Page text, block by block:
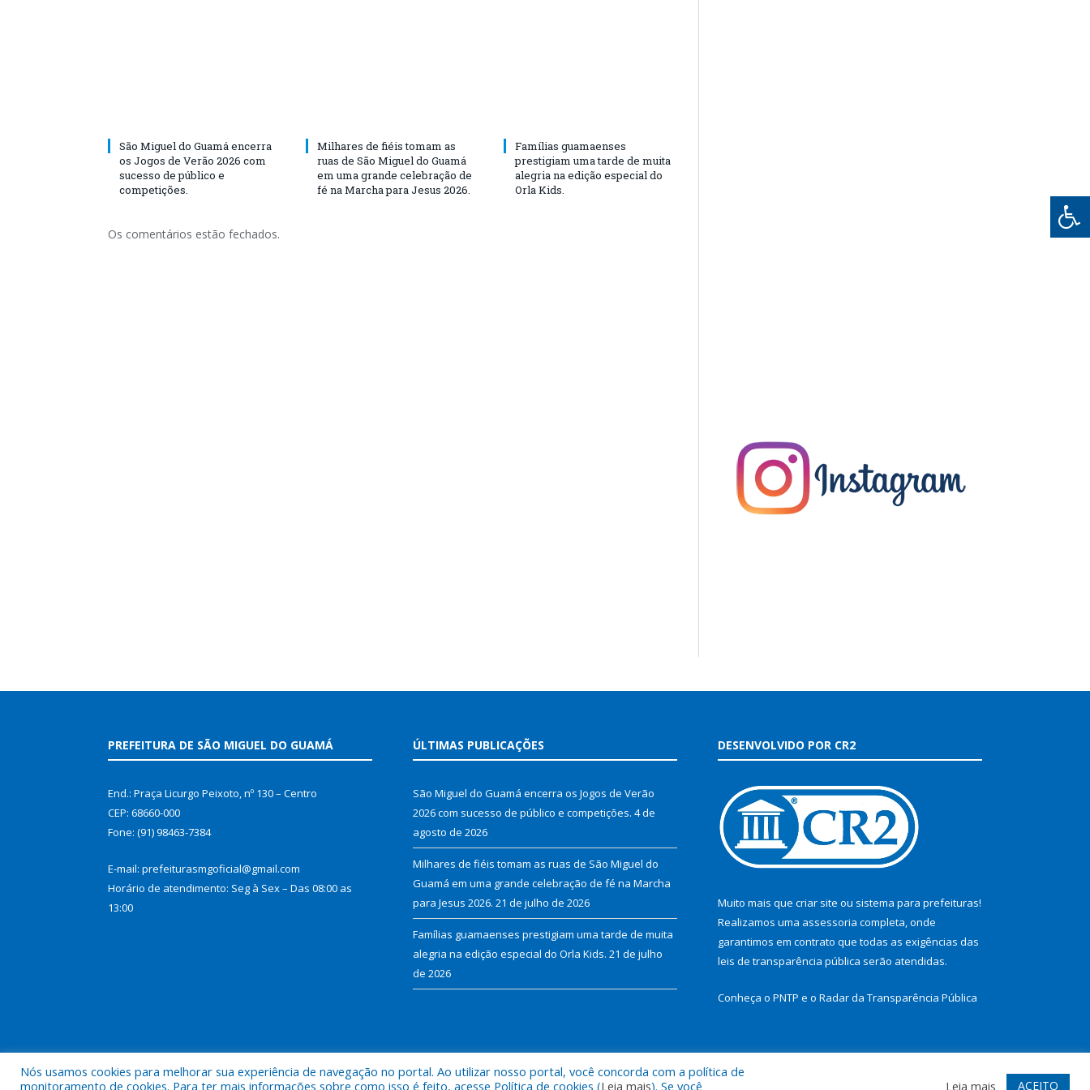
São Miguel do Guamá encerra
os Jogos de Verão 2026 com
sucesso de público e
competições.
Milhares de fiéis tomam as
ruas de São Miguel do Guamá
em uma grande celebração de
fé na Marcha para Jesus 2026.
Famílias guamaenses
prestigiam uma tarde de muita
alegria na edição especial do
Orla Kids.
Os comentários estão fechados.
PREFEITURA DE SÃO MIGUEL DO GUAMÁ
End.: Praça Licurgo Peixoto, nº 130 – Centro
CEP: 68660-000
Fone: (91) 98463-7384
E-mail: prefeiturasmgoficial@gmail.com
Horário de atendimento: Seg à Sex – Das 08:00 as
13:00
ÚLTIMAS PUBLICAÇÕES
São Miguel do Guamá encerra os Jogos de Verão
2026 com sucesso de público e competições. 4 de
agosto de 2026
Milhares de fiéis tomam as ruas de São Miguel do
Guamá em uma grande celebração de fé na Marcha
para Jesus 2026. 21 de julho de 2026
Famílias guamaenses prestigiam uma tarde de muita
alegria na edição especial do Orla Kids. 21 de julho
de 2026
DESENVOLVIDO POR CR2
Muito mais que criar site ou sistema para prefeituras!
Realizamos uma assessoria completa, onde
garantimos em contrato que todas as exigências das
leis de transparência pública serão atendidas.
Conheça o PNTP e o Radar da Transparência Pública
Todos os direitos reservados a Prefeitura Municipal de São Miguel do Guamá. Mapa do Site Acessar Webmail
Nós usamos cookies para melhorar sua experiência de navegação no portal. Ao utilizar nosso portal, você concorda com a política de
monitoramento de cookies. Para ter mais informações sobre como isso é feito, acesse Política de cookies (Leia mais). Se você Leia mais ACEITO